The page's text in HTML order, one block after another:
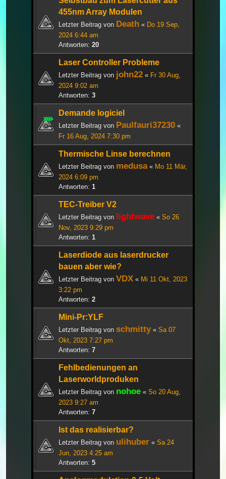
455nm Array Modulen
Letzter Beitrag von Death « Do 19 Sep,
2024 6:44 am
Antworten: 20
Laser Controller Probleme
Letzter Beitrag von john22 « Fr 30 Aug,
2024 9:02 am
Antworten: 3
Demande logiciel
Letzter Beitrag von Paulfauri37230 «
Fr 16 Aug, 2024 7:30 pm
Thermische Linse berechnen
Letzter Beitrag von medusa« Mo 11 Mär,
2024 6:09 pm
Antworten: 1
TEC-Treiber V2
Letzter Beitrag von lightwave « So 26
Nov, 2023 9:29 pm
Antworten: 1
Laserdiode aus laserdrucker
bauen aber wie?
Letzter Beitrag von VDX « Mi 11 Okt, 2023
3:22 pm
Antworten: 2
Mini-Pr:YLF
Letzter Beitrag von schmitty« Sa 07
Okt, 2023 7:27 pm
Antworten: 7
Fehlbedienungen an
Laserworldproduken
Letzter Beitrag von nohoe « So 20 Aug,
2023 9:27 am
Antworten: 7
Ist das realisierbar?
Letzter Beitrag von ulihuber « Sa 24
Jun, 2023 4:25 am
Antworten: 5